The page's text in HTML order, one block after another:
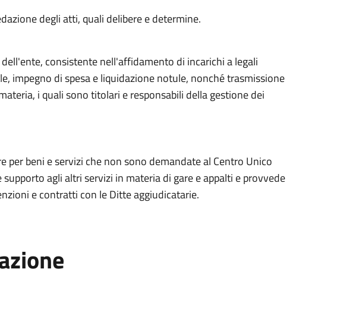
degli atti, quali delibere e determine.
consistente nell'affidamento di incarichi a legali
impegno di spesa e liquidazione notule, nonché trasmissione
i quali sono titolari e responsabili della gestione dei
per beni e servizi che non sono demandate al Centro Unico
agli altri servizi in materia di gare e appalti e provvede
e contratti con le Ditte aggiudicatarie.